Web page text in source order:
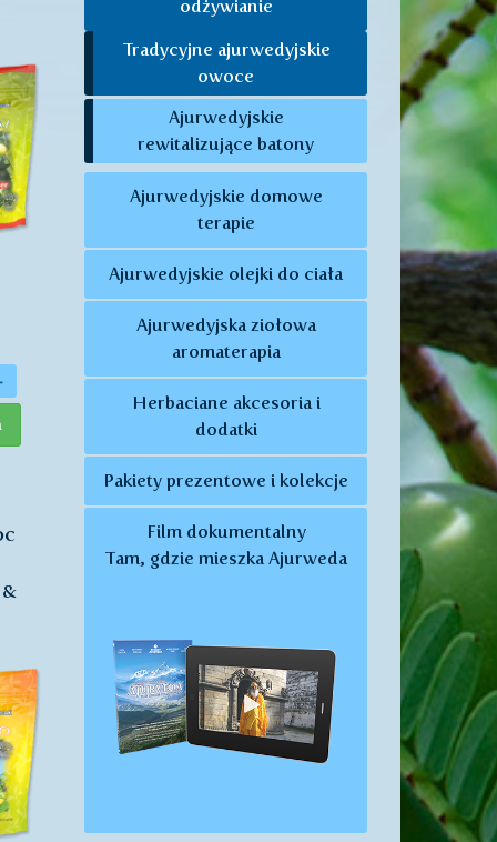
&
odżywianie
Tradycyjne ajurwedyjskie
owoce
Ajurwedyjskie
rewitalizujące batony
Ajurwedyjskie domowe
terapie
Ajurwedyjskie olejki do ciała
Ajurwedyjska ziołowa
aromaterapia
Herbaciane akcesoria i
dodatki
Pakiety prezentowe i kolekcje
Film dokumentalny
Tam, gdzie mieszka Ajurweda